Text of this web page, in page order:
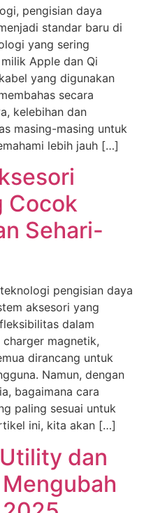
pengisian daya
standar baru di
yang sering
Apple dan Qi
yang digunakan
secara
kelebihan dan
masing-masing untuk
lebih jauh […]
Cocok
Sehari-
pengisian daya
aksesori yang
dalam
charger magnetik,
dirancang untuk
Namun, dengan
bagaimana cara
paling sesuai untuk
ini, kita akan […]
dan